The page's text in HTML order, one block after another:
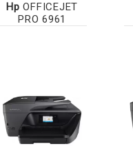
Hp OFFICEJET
PRO 6961